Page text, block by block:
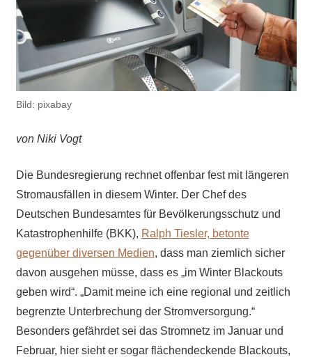
Bild: pixabay
von Niki Vogt
Die Bundesregierung rechnet offenbar fest mit längeren
Stromausfällen in diesem Winter. Der Chef des
Deutschen Bundesamtes für Bevölkerungsschutz und
Katastrophenhilfe (BKK), Ralph Tiesler, betonte
gegenüber diversen Medien, dass man ziemlich sicher
davon ausgehen müsse, dass es „im Winter Blackouts
geben wird“. „Damit meine ich eine regional und zeitlich
begrenzte Unterbrechung der Stromversorgung.“
Besonders gefährdet sei das Stromnetz im Januar und
Februar, hier sieht er sogar flächendeckende Blackouts,